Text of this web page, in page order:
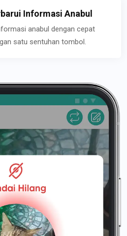
Informasi Anabul
anabul dengan cepat
satu sentuhan tombol.